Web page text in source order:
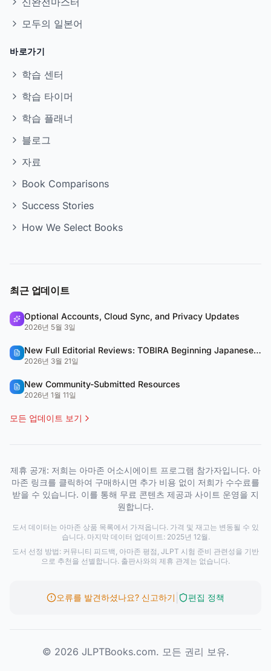
모두의 일본어
바로가기
학습 센터
학습 타이머
학습 플래너
블로그
자료
Book Comparisons
Success Stories
How We Select Books
최근 업데이트
Optional Accounts, Cloud Sync, and Privacy Updates
2026년 5월 3일
New Full Editorial Reviews: TOBIRA Beginning Japanese & QUARTET
2026년 3월 21일
New Community-Submitted Resources
2026년 1월 11일
모든 업데이트 보기
제휴 공개: 저희는 아마존 어소시에이트 프로그램 참가자입니다. 아
마존 링크를 클릭하여 구매하시면 추가 비용 없이 저희가 수수료를
받을 수 있습니다. 이를 통해 무료 콘텐츠 제공과 사이트 운영을 지
원합니다.
도서 데이터는 아마존 상품 목록에서 가져옵니다. 가격 및 재고는 변동될 수 있
습니다. 마지막 데이터 업데이트: 2025년 12월.
도서 선정 방법: 커뮤니티 피드백, 아마존 평점, JLPT 시험 준비 관련성을 기반
으로 추천을 선별합니다. 출판사와의 제휴 관계는 없습니다.
오류를 발견하셨나요? 신고하기 편집 정책
© 2026 JLPTBooks.com. 모든 권리 보유.